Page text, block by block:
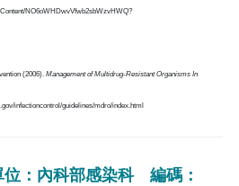
NO6oWHDwvVfwb2sbWzvHWQ?
(2006). Management of Multidrug-Resistant Organisms In
infectioncontrol/guidelines/mdro/index.html
位：內科部感染科 編碼：